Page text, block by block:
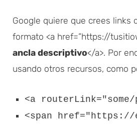
Google quiere que crees links
formato <a href=”https://
ancla descriptivo</a>. Por
usando otros recursos, como
<a routerLink="some/
<span href="https://